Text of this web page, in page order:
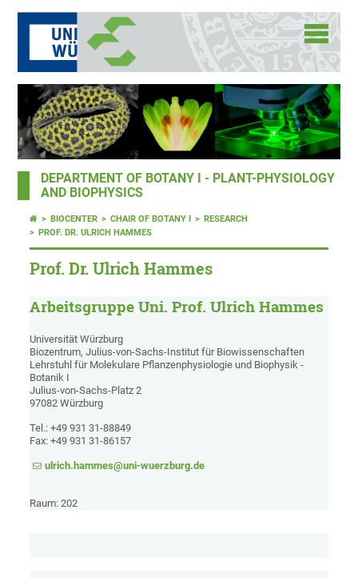
DEPARTMENT OF BOTANY I - PLANT-PHYSIOLOGY
AND BIOPHYSICS
BIOCENTER CHAIR OF BOTANY I
RESEARCH
PROF. DR. ULRICH HAMMES
Prof. Dr. Ulrich Hammes
Arbeitsgruppe Uni. Prof. Ulrich Hammes
Universität Würzburg
Biozentrum, Julius-von-Sachs-Institut für Biowissenschaften
Lehrstuhl für Molekulare Pflanzenphysiologie und Biophysik -
Botanik I
Julius-von-Sachs-Platz 2
97082 Würzburg
Tel.: +49 931 31-88849
Fax: +49 931 31-86157
ulrich.hammes@uni-wuerzburg.de
Raum: 202